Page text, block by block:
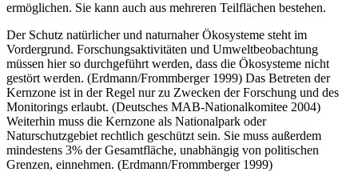
ermöglichen. Sie kann auch aus mehreren Teilflächen bestehen.
Der Schutz natürlicher und naturnaher Ökosysteme steht im
Vordergrund. Forschungsaktivitäten und Umweltbeobachtung
müssen hier so durchgeführt werden, dass die Ökosysteme nicht
gestört werden. (Erdmann/Frommberger 1999) Das Betreten der
Kernzone ist in der Regel nur zu Zwecken der Forschung und des
Monitorings erlaubt. (Deutsches MAB-Nationalkomitee 2004)
Weiterhin muss die Kernzone als Nationalpark oder
Naturschutzgebiet rechtlich geschützt sein. Sie muss außerdem
mindestens 3% der Gesamtfläche, unabhängig von politischen
Grenzen, einnehmen. (Erdmann/Frommberger 1999)